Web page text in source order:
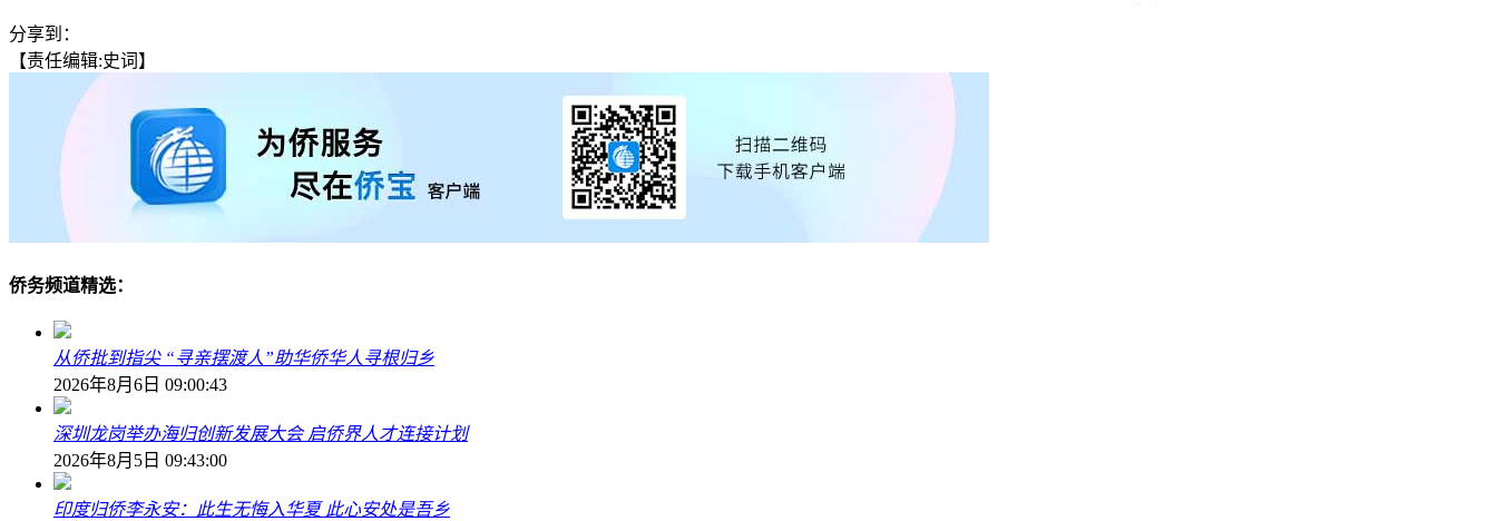
分享到：
【责任编辑:史词】
侨务频道精选：
从侨批到指尖 “寻亲摆渡人”助华侨华人寻根归乡
2026年8月6日 09:00:43
深圳龙岗举办海归创新发展大会 启侨界人才连接计划
2026年8月5日 09:43:00
印度归侨李永安：此生无悔入华夏 此心安处是吾乡